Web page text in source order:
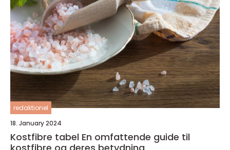
redaktionel
18. January 2024
Kostfibre tabel En omfattende guide til